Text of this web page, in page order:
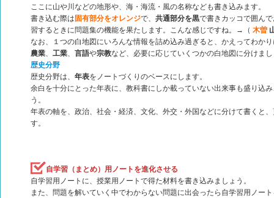
ここに山や川などの地形や、海・海流・風の名称なども書き込みます。
書き込む際は固有部分をオレンジで、共通部分を黒で書きカッコで囲ん
習するときに問題集の機能を果たします。こんな感じですね。→（木曽
なお、１つの白地図にいろんな情報を詰め込み過ぎると、かえってわか
農業 、工業 、言語や宗教など、必要に応じていくつかの白地図に分けま
歴史分野
歴史分野は、年表をノートづくりのベースにします。
余白を十分にとった年表に、教科書にしか載っていない出来事も盛り込
う。
年表の軸を、政治、社会・経済、文化、外交・外国などに分けて書くと
す。
自学習（まとめ）用ノートを進化させる
自学習用ノートに、授業用ノートで得た材料を書き込みましょう。
また、問題を解いていく中でわからない問題に出会ったら自学習用ノー